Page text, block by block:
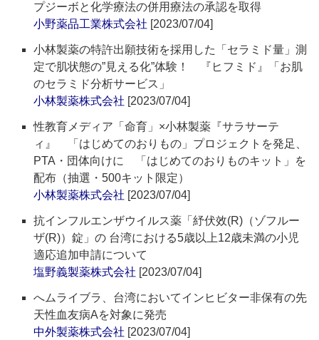
プジーボと化学療法の併用療法の承認を取得
小野薬品工業株式会社 [2023/07/04]
小林製薬の特許出願技術を採用した「セラミド量」測
定で肌状態の”見える化”体験！ 『ヒフミド』「お肌
のセラミド分析サービス」
小林製薬株式会社 [2023/07/04]
性教育メディア「命育」×小林製薬『サラサーテ
ィ』 「はじめてのおりもの」プロジェクトを発足、
PTA・団体向けに 「はじめてのおりものキット」を
配布（抽選・500キット限定）
小林製薬株式会社 [2023/07/04]
抗インフルエンザウイルス薬「紓伏效(R)（ゾフルー
ザ(R)）錠」の 台湾における5歳以上12歳未満の小児
適応追加申請について
塩野義製薬株式会社 [2023/07/04]
へムライブラ、台湾においてインヒビター非保有の先
天性血友病Aを対象に発売
中外製薬株式会社 [2023/07/04]